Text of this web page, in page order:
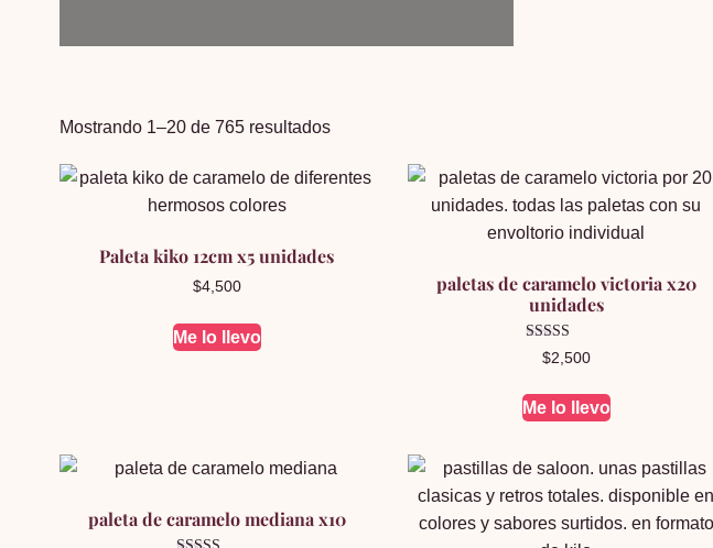
Mostrando 1–20 de 765 resultadosOrdenado
popularidad
Paleta kiko 12cm x5 unidades
$4,500
Me lo llevo
paletas de caramelo victoria x20
unidades
Valorado en
5.00
$2,500
Me lo llevo
paleta de caramelo mediana x10